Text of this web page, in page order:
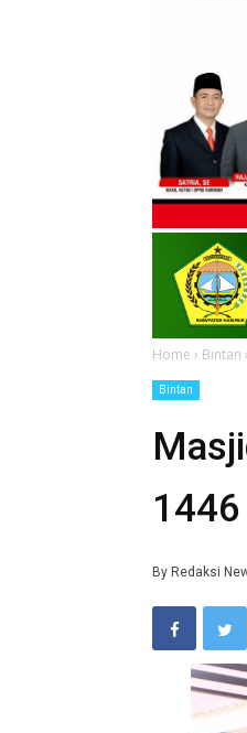
Home › Bintan ›
Bintan
By Redaksi